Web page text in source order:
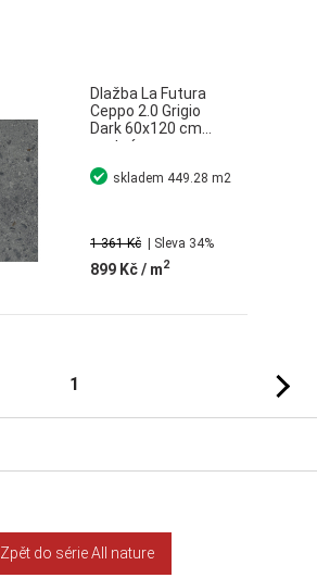
Dlažba La Futura
Ceppo 2.0 Grigio
Dark 60x120 cm
matná
1 361 Kč | Sleva 34%
899 Kč/ m2
skladem 449.28 m2
1
Zpět do série All nature